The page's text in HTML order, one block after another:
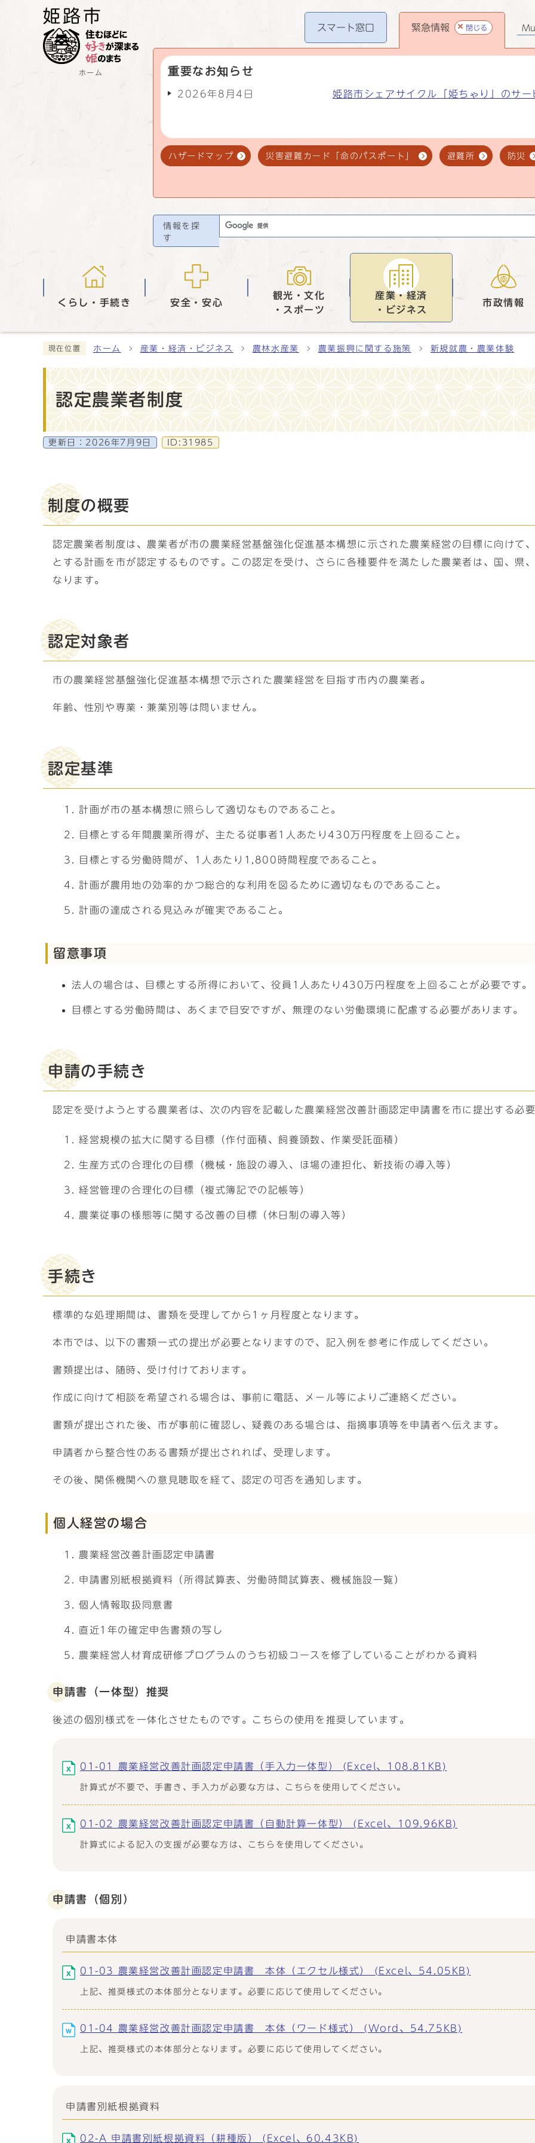
ホーム
スマート窓口 緊急情報 閉じる
重要なお知らせ
2026年8月4日 姫路市シェアサイクル「姫ちゃり」のサ
ハザードマップ 災害避難カード「命のパスポート」 避難所 防災
情報を探
す
くらし・手続き 安全・安心
観光・文化
・スポーツ
産業・経済
・ビジネス
市政情報
現在位置 ホーム 産業・経済・ビジネス 農林水産業 農業振興に関する施策 新規就農・農業体験
認定農業者制度
更新日： 2026年7月9日 ID:31985
制度の概要
認定農業者制度は、農業者が市の農業経営基盤強化促進基本構想に示された農業経営の目標に向けて
とする計画を市が認定するものです。この認定を受け、さらに各種要件を満たした農業者は、国、県
なります。
認定対象者
市の農業経営基盤強化促進基本構想で示された農業経営を目指す市内の農業者。
年齢、性別や専業・兼業別等は問いません。
認定基準
計画が市の基本構想に照らして適切なものであること。
目標とする年間農業所得が、主たる従事者1人あたり430万円程度を上回ること。
目標とする労働時間が、1人あたり1,800時間程度であること。
計画が農用地の効率的かつ総合的な利用を図るために適切なものであること。
計画の達成される見込みが確実であること。
留意事項
法人の場合は、目標とする所得において、役員1人あたり430万円程度を上回ることが必要です。
目標とする労働時間は、あくまで目安ですが、無理のない労働環境に配慮する必要があります。
申請の手続き
認定を受けようとする農業者は、次の内容を記載した農業経営改善計画認定申請書を市に提出する必要
経営規模の拡大に関する目標（作付面積、飼養頭数、作業受託面積）
生産方式の合理化の目標（機械・施設の導入、ほ場の連担化、新技術の導入等）
経営管理の合理化の目標（複式簿記での記帳等）
農業従事の様態等に関する改善の目標（休日制の導入等）
手続き
標準的な処理期間は、書類を受理してから1ヶ月程度となります。
本市では、以下の書類一式の提出が必要となりますので、記入例を参考に作成してください。
書類提出は、随時、受け付けております。
作成に向けて相談を希望される場合は、事前に電話、メール等によりご連絡ください。
書類が提出された後、市が事前に確認し、疑義のある場合は、指摘事項等を申請者へ伝えます。
申請者から整合性のある書類が提出されれば、受理します。
その後、関係機関への意見聴取を経て、認定の可否を通知します。
個人経営の場合
農業経営改善計画認定申請書
申請書別紙根拠資料（所得試算表、労働時間試算表、機械施設一覧）
個人情報取扱同意書
直近1年の確定申告書類の写し
農業経営人材育成研修プログラムのうち初級コースを修了していることがわかる資料
申請書（一体型）推奨
後述の個別様式を一体化させたものです。こちらの使用を推奨しています。
01-01 農業経営改善計画認定申請書（手入力一体型） (Excel、108.81KB)
計算式が不要で、手書き、手入力が必要な方は、こちらを使用してください。
01-02 農業経営改善計画認定申請書（自動計算一体型） (Excel、109.96KB)
計算式による記入の支援が必要な方は、こちらを使用してください。
申請書（個別）
申請書本体
01-03 農業経営改善計画認定申請書 本体（エクセル様式） (Excel、54.05KB)
上記、推奨様式の本体部分となります。必要に応じて使用してください。
01-04 農業経営改善計画認定申請書 本体（ワード様式） (Word、54.75KB)
上記、推奨様式の本体部分となります。必要に応じて使用してください。
申請書別紙根拠資料
02-A 申請書別紙根拠資料（耕種版） (Excel、60.43KB)